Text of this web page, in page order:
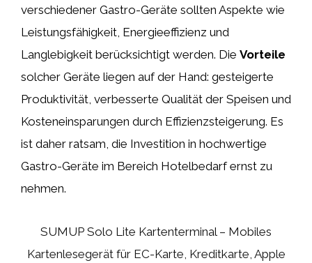
verschiedener Gastro-Geräte sollten Aspekte wie
Leistungsfähigkeit, Energieeffizienz und
Langlebigkeit berücksichtigt werden. Die Vorteile
solcher Geräte liegen auf der Hand: gesteigerte
Produktivität, verbesserte Qualität der Speisen und
Kosteneinsparungen durch Effizienzsteigerung. Es
ist daher ratsam, die Investition in hochwertige
Gastro-Geräte im Bereich Hotelbedarf ernst zu
nehmen.
SUMUP Solo Lite Kartenterminal – Mobiles
Kartenlesegerät für EC-Karte, Kreditkarte, Apple